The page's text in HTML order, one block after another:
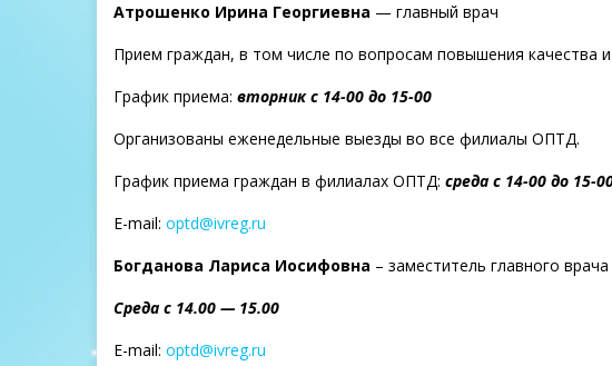
Атрошенко Ирина Георгиевна — главный врач
Прием граждан, в том числе по вопросам повышения качества
График приема: вторник с 14-00 до 15-00
Организованы еженедельные выезды во все филиалы ОПТД.
График приема граждан в филиалах ОПТД: среда с 14-00 до 15-
E-mail: optd@ivreg.ru
Богданова Лариса Иосифовна – заместитель главного
Среда с 14.00 — 15.00
E-mail: optd@ivreg.ru